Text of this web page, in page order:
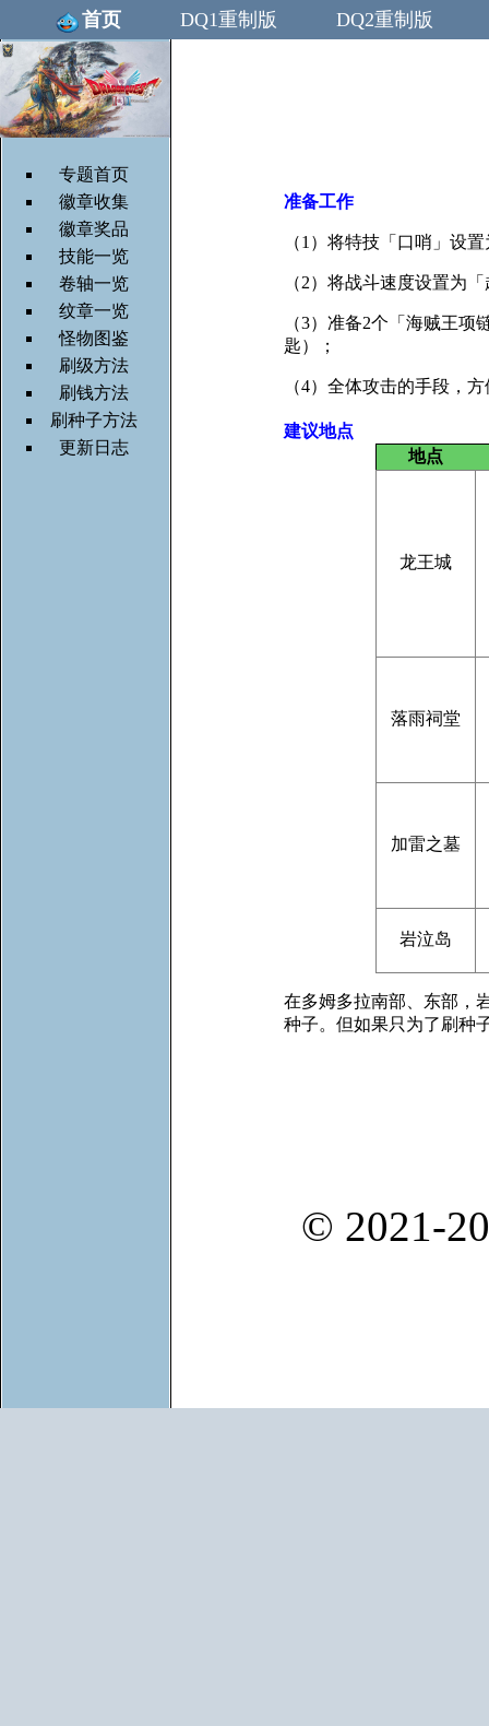
首页 DQ1重制版 DQ2重制版
专题首页
徽章收集
徽章奖品
技能一览
卷轴一览
纹章一览
怪物图鉴
刷级方法
刷钱方法
刷种子方法
更新日志
准备工作
（1）将特技「口哨」设
（2）将战斗速度设置为
（3）准备2个「海贼王
匙）；
（4）全体攻击的手段，
建议地点
地点
龙王城
落雨祠堂
加雷之墓
岩泣岛
在多姆多拉南部、东部，
种子。但如果只为了刷种
© 2021-